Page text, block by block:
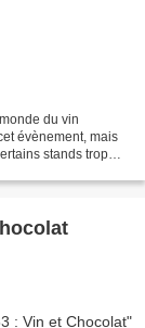
du vin
évènement, mais
stands trop